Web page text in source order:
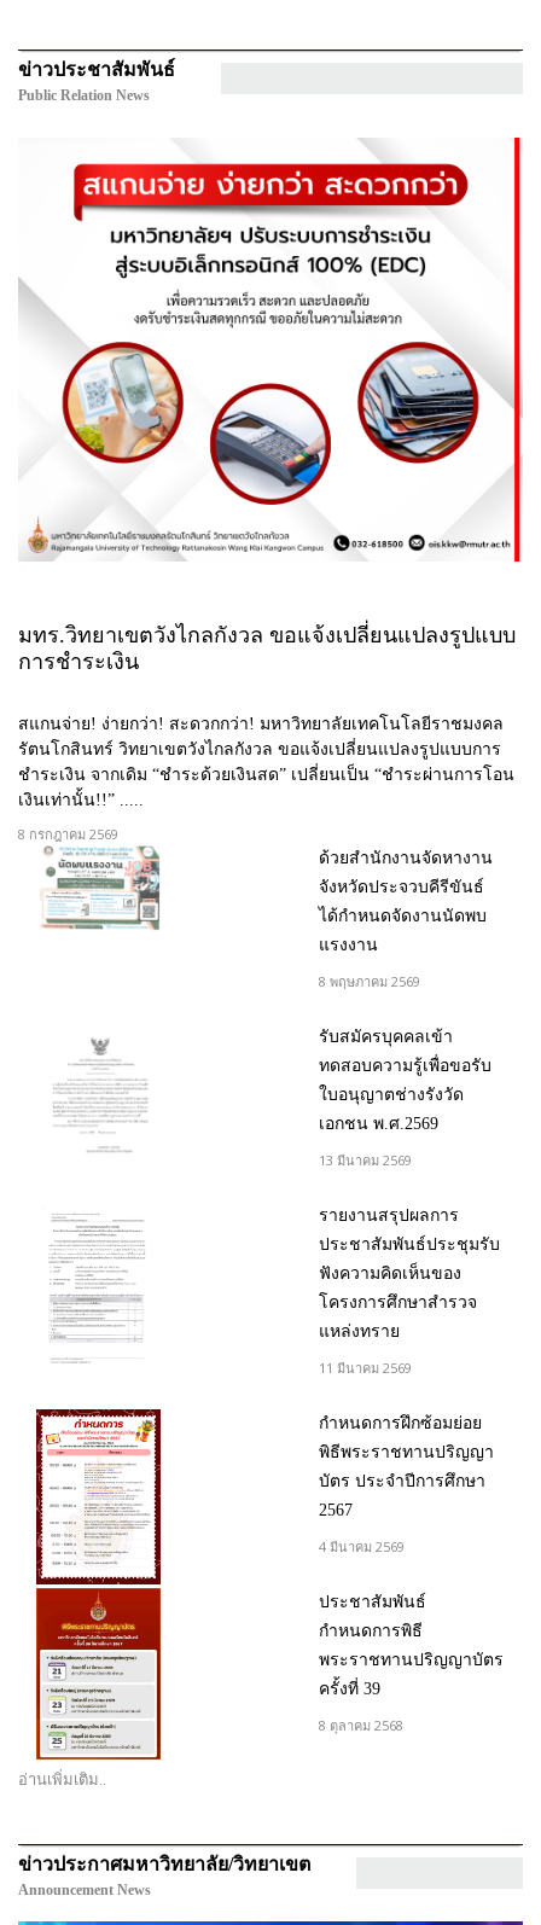
ข่าวประชาสัมพันธ์
Public Relation News
มทร.วิทยาเขตวังไกลกังวล ขอแจ้งเปลี่ยนแปลงรูปแบบ
การชำระเงิน
สแกนจ่าย! ง่ายกว่า! สะดวกกว่า! มหาวิทยาลัยเทคโนโลยีราชมงคล
รัตนโกสินทร์ วิทยาเขตวังไกลกังวล ขอแจ้งเปลี่ยนแปลงรูปแบบการ
ชำระเงิน จากเดิม “ชำระด้วยเงินสด” เปลี่ยนเป็น “ชำระผ่านการโอน
เงินเท่านั้น!!” .....
8 กรกฎาคม 2569
ด้วยสำนักงานจัดหางาน
จังหวัดประจวบคีรีขันธ์
ได้กำหนดจัดงานนัดพบ
แรงงาน
8 พฤษภาคม 2569
รับสมัครบุคคลเข้า
ทดสอบความรู้เพื่อขอรับ
ใบอนุญาตช่างรังวัด
เอกชน พ.ศ.2569
13 มีนาคม 2569
รายงานสรุปผลการ
ประชาสัมพันธ์ประชุมรับ
ฟังความคิดเห็นของ
โครงการศึกษาสำรวจ
แหล่งทราย
11 มีนาคม 2569
กำหนดการฝึกซ้อมย่อย
พิธีพระราชทานปริญญา
บัตร ประจำปีการศึกษา
2567
4 มีนาคม 2569
ประชาสัมพันธ์
กำหนดการพิธี
พระราชทานปริญญาบัตร
ครั้งที่ 39
8 ตุลาคม 2568
อ่านเพิ่มเติม..
ข่าวประกาศมหาวิทยาลัย/วิทยาเขต
Announcement News